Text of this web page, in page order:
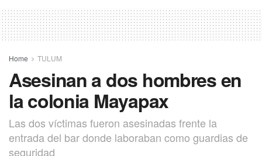
Home TULUM
Asesinan a dos hombres en
la colonia Mayapax
Las dos víctimas fueron asesinadas frente la
entrada del bar donde laboraban como guardias de
seguridad